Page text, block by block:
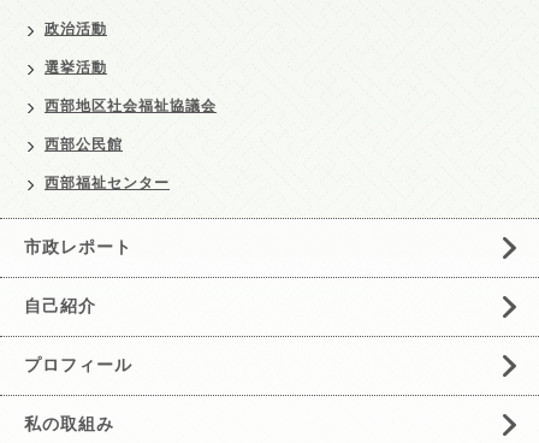
政治活動
選挙活動
西部地区社会福祉協議会
西部公民館
西部福祉センター
市政レポート
自己紹介
プロフィール
私の取組み